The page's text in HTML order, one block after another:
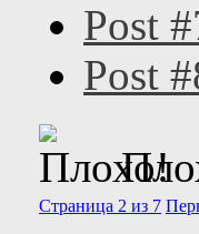
Post
Post
Страница 2 из 7